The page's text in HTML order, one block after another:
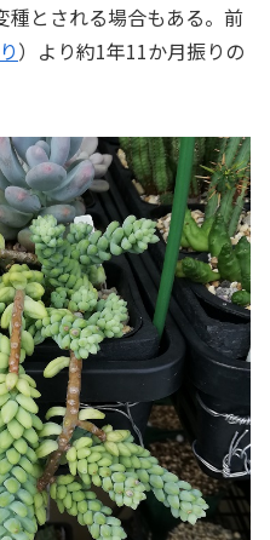
とされる場合もある。前
）より約1年11か月振りの